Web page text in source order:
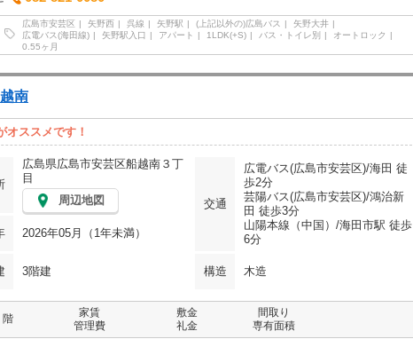
広島市安芸区 矢野西 呉線 矢野駅 (上記以外の)広島バス
矢野大井
広電バス(海田線)
矢野駅入口 アパート 1LDK(+S) バス・トイレ別
オートロック
0.55ヶ月
南
オススメです！
広島県広島市安芸区船越南３丁
目
周辺地図
交通
広電バス(広島市安芸区)/海田 徒
歩2分
芸陽バス(広島市安芸区)/鴻治新
田 徒歩3分
山陽本線（中国）/海田市駅 徒歩
6分
2026年05月（1年未満）
3階建 構造 木造
階
家賃
管理費
敷金
礼金
間取り
専有面積